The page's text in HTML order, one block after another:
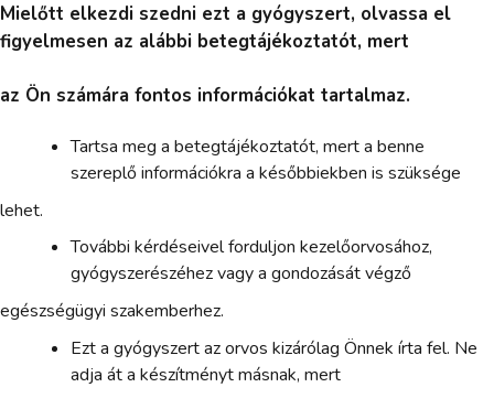
Mielőtt elkezdi szedni ezt a gyógyszert, olvassa el
figyelmesen az alábbi betegtájékoztatót, mert
az Ön számára fontos információkat tartalmaz.
Tartsa meg a betegtájékoztatót, mert a benne
szereplő információkra a későbbiekben is szüksége
lehet.
További kérdéseivel forduljon kezelőorvosához,
gyógyszerészéhez vagy a gondozását végző
egészségügyi szakemberhez.
Ezt a gyógyszert az orvos kizárólag Önnek írta fel. Ne
adja át a készítményt másnak, mert